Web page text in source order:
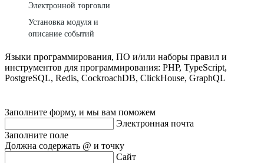
Электронной торговли
Установка модуля и
описание событий
Языки программирования, ПО и/или наборы правил и
инструментов для программирования: PHP, TypeScript,
PostgreSQL, Redis, CockroachDB, ClickHouse, GraphQL
Заполните форму, и мы вам поможем
Электронная почта
Заполните поле
Должна содержать @ и точку
Сайт